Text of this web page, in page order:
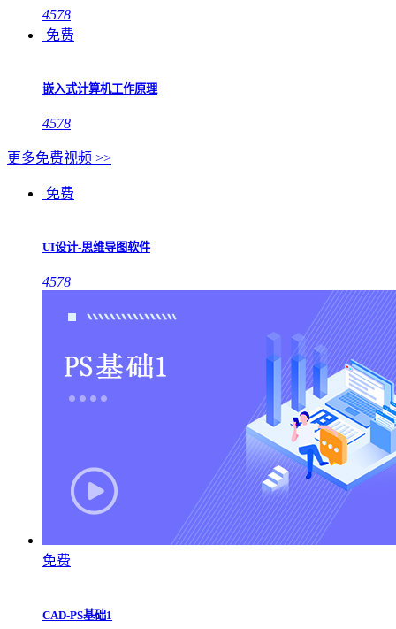
4578
免费
嵌入式计算机工作原理
4578
更多免费视频 >>
免费
UI设计-思维导图软件
4578
免费
CAD-PS基础1